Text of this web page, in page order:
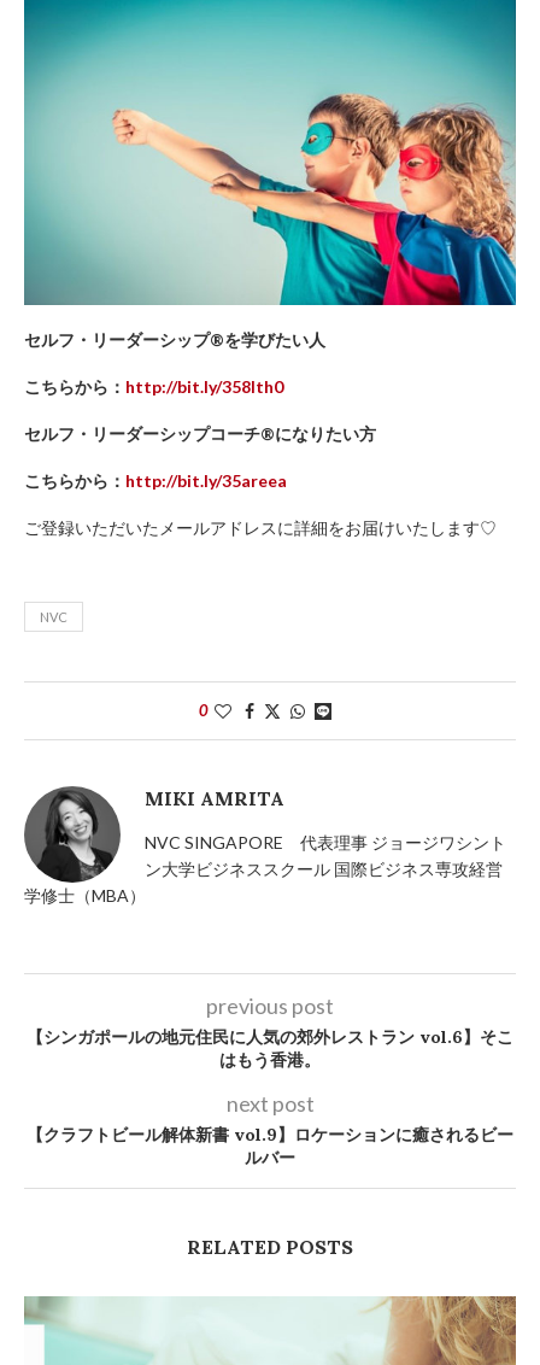
セルフ・リーダーシップ®を学びたい人
こちらから ： http://bit.ly/358lth0
セルフ・リーダーシップコーチ®になりたい方
こちらから ： http://bit.ly/35areea
ご登録いただいたメールアドレスに詳細をお届けいたします♡
NVC
0
MIKI AMRITA
NVC SINGAPORE 代表理事 ジョージワシント
ン大学ビジネススクール 国際ビジネス専攻経営
学修士（MBA）
previous post
【シンガポールの地元住民に人気の郊外レストラン vol.6】そこ
はもう香港。
next post
【クラフトビール解体新書 vol.9】ロケーションに癒されるビー
ルバー
RELATED POSTS